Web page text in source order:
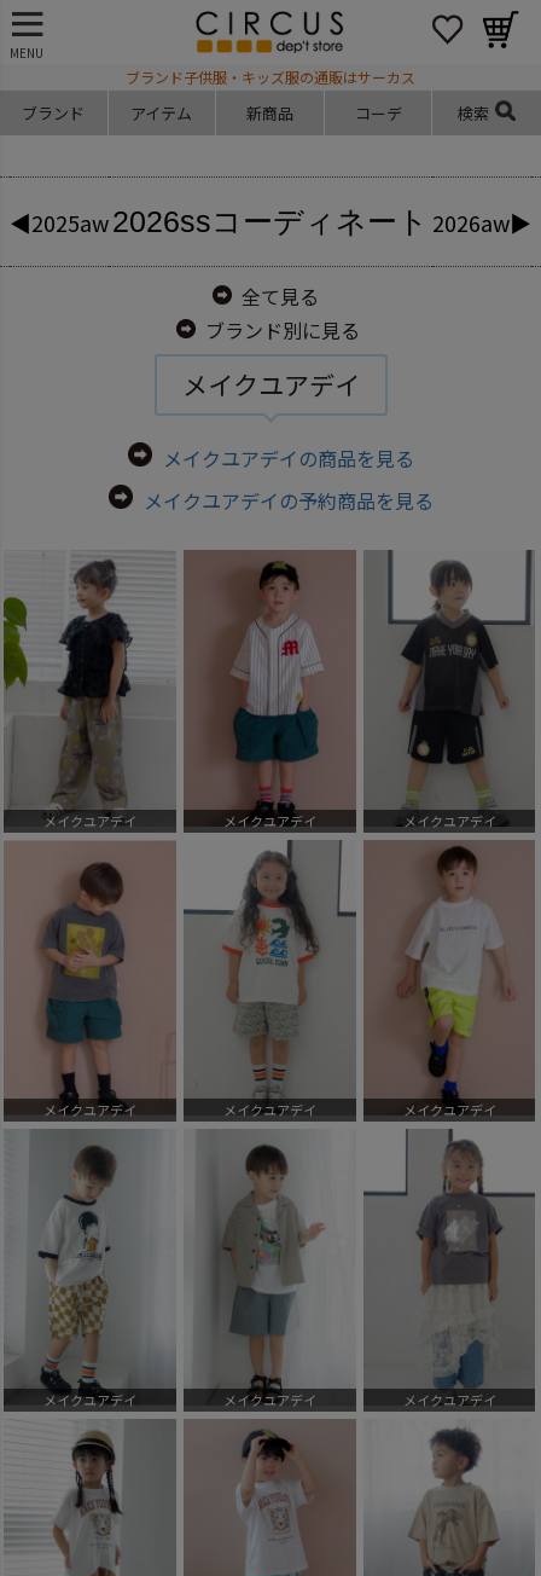
MENU
ブランド子供服・キッズ服の通販はサーカス
ブランド アイテム 新商品 コーデ 検索
◀2025aw2026ssコーディネート 2026aw▶
全て見る
ブランド別に見る
メイクユアデイ
メイクユアデイの商品を見る
メイクユアデイの予約商品を見る
メイクユアデイ メイクユアデイ メイクユアデイ
メイクユアデイ メイクユアデイ メイクユアデイ
メイクユアデイ メイクユアデイ メイクユアデイ